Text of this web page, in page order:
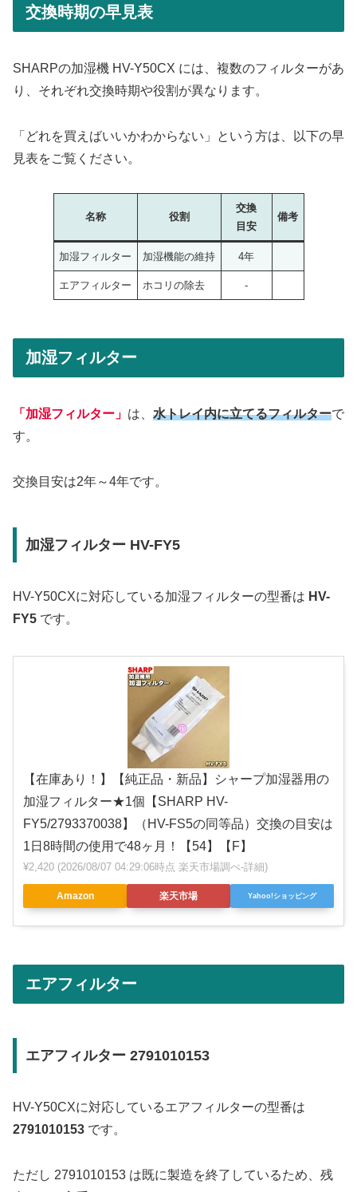
交換時期の早見表
SHARPの加湿機 HV-Y50CX には、複数のフィルターがあ
り、それぞれ交換時期や役割が異なります。
「どれを買えばいいかわからない」という方は、以下の早
見表をご覧ください。
名称 役割
交換
目安
備考
加湿フィルター 加湿機能の維持 4年
エアフィルター ホコリの除去 -
加湿フィルター
「加湿フィルター」 は、 水トレイ内に立てるフィルターで
す。
交換目安は2年～4年です。
加湿フィルター HV-FY5
HV-Y50CXに対応している加湿フィルターの型番は HV-
FY5 です。
【在庫あり！】【純正品・新品】シャープ加湿器用の
加湿フィルター★1個【SHARP HV-
FY5/2793370038】（HV-FS5の同等品）交換の目安は
1日8時間の使用で48ヶ月！【54】【F】
¥2,420 (2026/08/07 04:29:06時点 楽天市場調べ-詳細)
Amazon 楽天市場 Yahoo!ショッピング
エアフィルター
エアフィルター 2791010153
HV-Y50CXに対応しているエアフィルターの型番は
2791010153 です。
ただし 2791010153 は既に製造を終了しているため、残